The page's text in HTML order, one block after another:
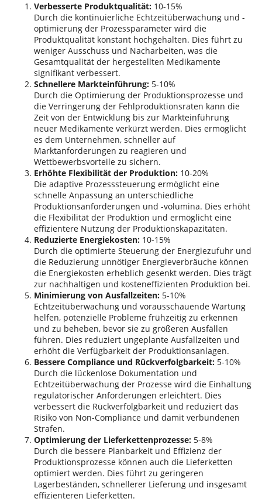
Verbesserte Produktqualität:10-15%
Durch die kontinuierliche Echtzeitüberwachung und -
optimierung der Prozessparameter wird die
Produktqualität konstant hochgehalten. Dies führt zu
weniger Ausschuss und Nacharbeiten, was die
Gesamtqualität der hergestellten Medikamente
signifikant verbessert.
Schnellere Markteinführung:5-10%
Durch die Optimierung der Produktionsprozesse und
die Verringerung der Fehlproduktionsraten kann die
Zeit von der Entwicklung bis zur Markteinführung
neuer Medikamente verkürzt werden. Dies ermöglicht
es dem Unternehmen, schneller auf
Marktanforderungen zu reagieren und
Wettbewerbsvorteile zu sichern.
Erhöhte Flexibilität der Produktion: 10-20%
Die adaptive Prozesssteuerung ermöglicht eine
schnelle Anpassung an unterschiedliche
Produktionsanforderungen und -volumina. Dies erhöht
die Flexibilität der Produktion und ermöglicht eine
effizientere Nutzung der Produktionskapazitäten.
Reduzierte Energiekosten: 10-15%
Durch die optimierte Steuerung der Energiezufuhr und
die Reduzierung unnötiger Energieverbräuche können
die Energiekosten erheblich gesenkt werden. Dies trägt
zur nachhaltigen und kosteneffizienten Produktion bei.
Minimierung von Ausfallzeiten:5-10%
Echtzeitüberwachung und vorausschauende Wartung
helfen, potenzielle Probleme frühzeitig zu erkennen
und zu beheben, bevor sie zu größeren Ausfällen
führen. Dies reduziert ungeplante Ausfallzeiten und
erhöht die Verfügbarkeit der Produktionsanlagen.
Bessere Compliance und Rückverfolgbarkeit:5-10%
Durch die lückenlose Dokumentation und
Echtzeitüberwachung der Prozesse wird die Einhaltung
regulatorischer Anforderungen erleichtert. Dies
verbessert die Rückverfolgbarkeit und reduziert das
Risiko von Non-Compliance und damit verbundenen
Strafen.
Optimierung der Lieferkettenprozesse:5-8%
Durch die bessere Planbarkeit und Effizienz der
Produktionsprozesse können auch die Lieferketten
optimiert werden. Dies führt zu geringeren
Lagerbeständen, schnellerer Lieferung und insgesamt
effizienteren Lieferketten.